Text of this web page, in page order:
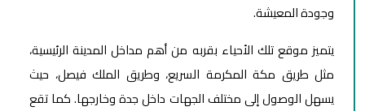
وجودة المعيشة.
يتميز موقع تلك الأحياء بقربه من أهم مداخل المدينة الرئيسية،
مثل طريق مكة المكرمة السريع، وطريق الملك فيصل، حيث
يسهل الوصول إلى مختلف الجهات داخل جدة وخارجها. كما تقع